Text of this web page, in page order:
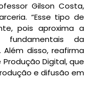
Gilson Costa,
“Esse tipo de
pois aproxima a
fundamentais da
disso, reafirma
Digital, que
e difusão em